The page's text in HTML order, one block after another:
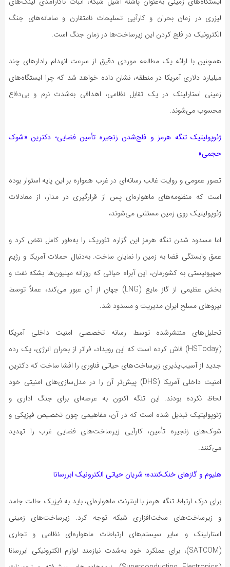
لیزری در زمان بحران و کارآیی تسلیحات نامتقارن و سامانه‌های جنگ
الکترونیک در فلج کردن این زیرساخت‌ها در زمان جنگ است.
همچنین با ارائه یک مطالعه موردی دقیق از سرعت انهدام رادارهای چند
میلیارد دلاری آمریکا در منطقه، نشان داده خواهد شد که چرا ایستگاه‌های
زمینی استارلینک در یک تقابل نظامی، اهدافی به‌شدت نرم و بی‌دفاع
محسوب می‌شوند.
ژئوپولیتیک تنگه هرمز و فلج‌شدن زنجیره تأمین فضایی؛ دکترین «شوک
حجمی»
تصور عمومی و روایت غالب رسانه‌ای در غرب همواره بر این پایه استوار بوده
است که منظومه‌های ماهواره‌ای پس از قرارگیری در مدار، از معادلات
ژئوپولیتیک روی زمین مستثنی می‌شوند،
اما مسدود شدن تنگه هرمز این گزاره تئوریک را به‌طور کامل نقض کرد و
عمق وابستگی فضا به زمین را نمایان ساخت. به‌دنبال حملات آمریکا و رژیم
صهیونیستی به کشورمان، این آبراه حیاتی که روزانه میلیون‌ها بشکه نفت و
بخش عظیمی از گاز مایع (LNG) جهان از آن عبور می‌کند، عملاً توسط
نیروهای مسلح ایران مدیریت و مسدود شد.
تحلیل‌های منتشرشده توسط رسانه تخصصی امنیت داخلی آمریکا
(HSToday) فاش کرده است که این رویداد، فراتر از بحران انرژی، یک رده
جدید از آسیب‌پذیری زیرساخت‌های حیاتی فناوری را افشا ساخت که دکترین
امنیت داخلی آمریکا (DHS) پیش‌تر آن را در مدل‌سازی‌های امنیتی خود
لحاظ نکرده بودند. این تنگه اکنون به عرصه‌ای برای جنگ اداری و
ژئوپولیتیک تبدیل شده است که در آن، مفاهیمی چون تخصیص فیزیکی و
شوک‌های زنجیره تأمین، کارآیی زیرساخت‌های فضایی غرب را تهدید
می‌کنند.
هلیوم و گازهای خنک‌کننده؛ شریان حیاتی الکترونیک ابررسانا
برای درک ارتباط تنگه هرمز با اینترنت ماهواره‌ای، باید به فیزیک حالت جامد
و زیرساخت‌های سخت‌افزاری شبکه توجه کرد. زیرساخت‌های زمینی
استارلینک و سایر سیستم‌های ارتباطات ماهواره‌ای نظامی و تجاری
(SATCOM)، برای عملکرد خود به‌شدت نیازمند لوازم الکترونیکی ابررسانا